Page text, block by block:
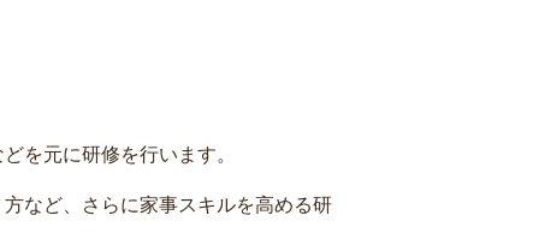
を元に研修を行います。
など、さらに家事スキルを高める研